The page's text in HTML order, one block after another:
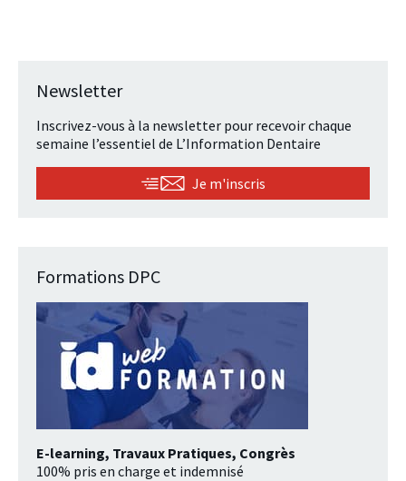
Newsletter
Inscrivez-vous à la newsletter pour recevoir chaque
semaine l’essentiel de L’Information Dentaire
Je m'inscris
Formations DPC
E-learning, Travaux Pratiques, Congrès
100% pris en charge et indemnisé